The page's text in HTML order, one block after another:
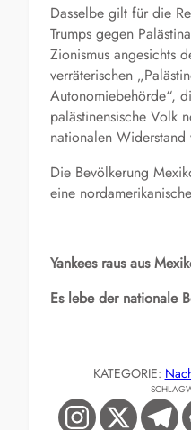
Dasselbe gilt für die
Trumps gegen
Zionismus angesichts
verräterischen
Autonomiebehörde“,
palästinensische Volk
nationalen
Die Bevölkerung
eine
Yankees raus aus
Es lebe der nationale
KATEGORIE: